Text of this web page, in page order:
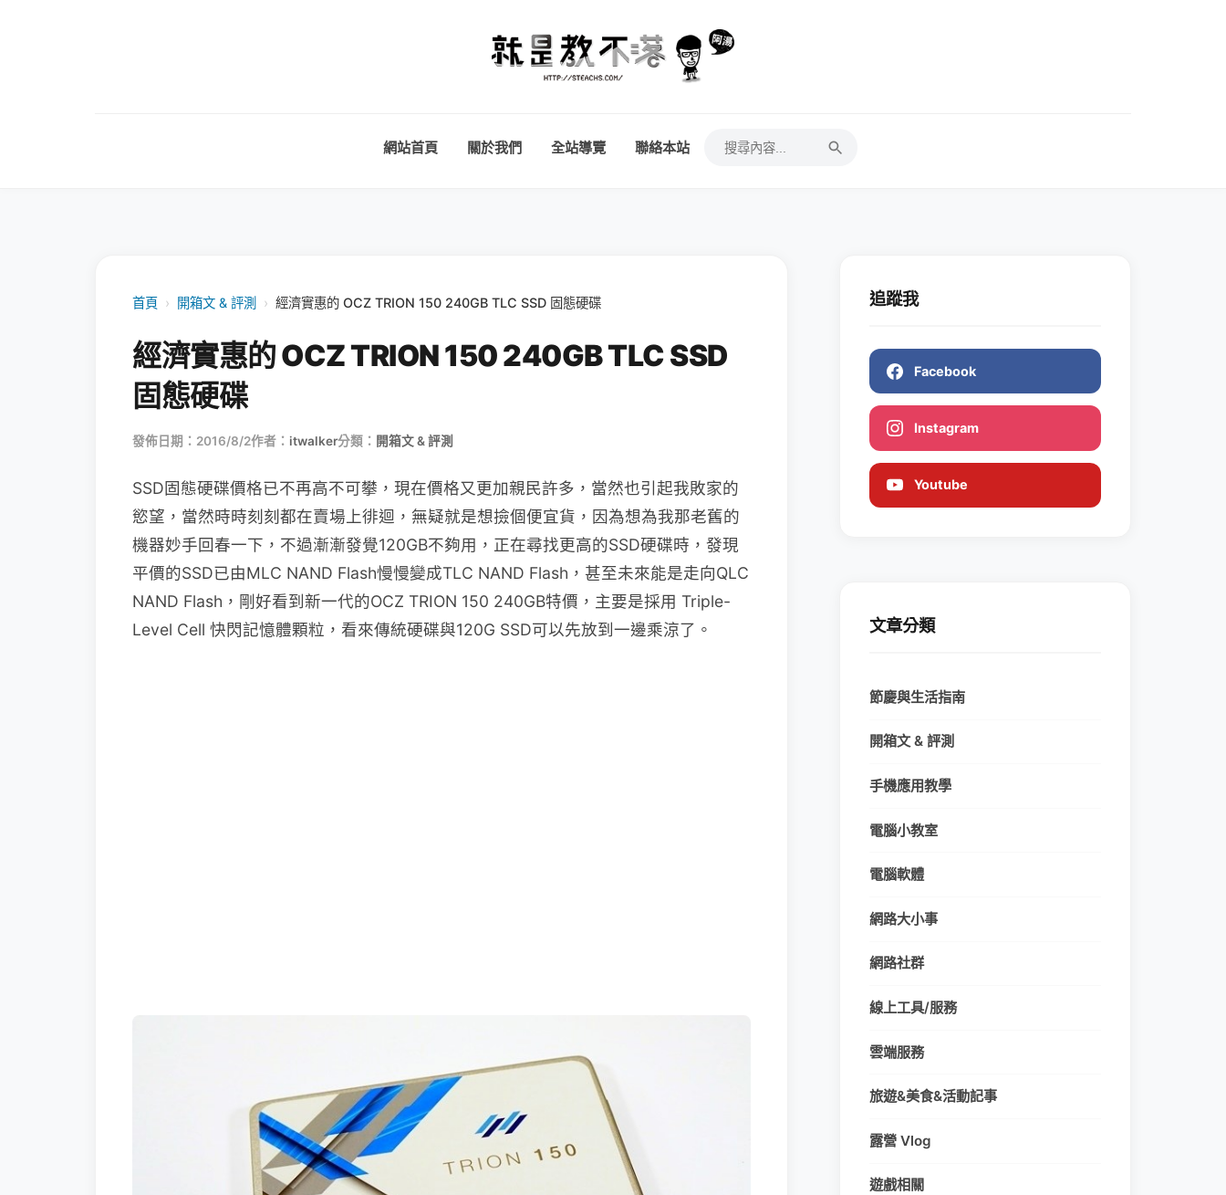
網站首頁 關於我們 全站導覽 聯絡本站
首頁 › 開箱文 & 評測 › 經濟實惠的 OCZ TRION 150 240GB TLC SSD 固態硬碟
經濟實惠的 OCZ TRION 150 240GB TLC SSD
固態硬碟
發佈日期：2016/8/2作者： itwalker分類： 開箱文 & 評測
SSD固態硬碟價格已不再高不可攀，現在價格又更加親民許多，當然也引起我敗家的
慾望，當然時時刻刻都在賣場上徘迴，無疑就是想撿個便宜貨，因為想為我那老舊的
機器妙手回春一下，不過漸漸發覺120GB不夠用，正在尋找更高的SSD硬碟時，發現
平價的SSD已由MLC NAND Flash慢慢變成TLC NAND Flash，甚至未來能是走向QLC
NAND Flash，剛好看到新一代的OCZ TRION 150 240GB特價，主要是採用 Triple-
Level Cell 快閃記憶體顆粒，看來傳統硬碟與120G SSD可以先放到一邊乘涼了。
追蹤我
Facebook
Instagram
Youtube
文章分類
節慶與生活指南
開箱文 & 評測
手機應用教學
電腦小教室
電腦軟體
網路大小事
網路社群
線上工具/服務
雲端服務
旅遊&美食&活動記事
露營 Vlog
遊戲相關